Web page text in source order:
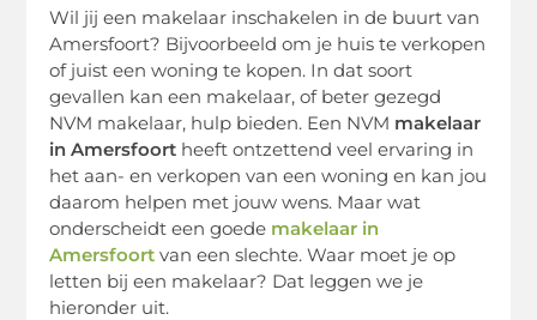
Wil jij een makelaar inschakelen in de buurt van
Amersfoort? Bijvoorbeeld om je huis te verkopen
of juist een woning te kopen. In dat soort
gevallen kan een makelaar, of beter gezegd
NVM makelaar, hulp bieden. Een NVM makelaar
in Amersfoort heeft ontzettend veel ervaring in
het aan- en verkopen van een woning en kan jou
daarom helpen met jouw wens. Maar wat
onderscheidt een goede makelaar in
Amersfoort van een slechte. Waar moet je op
letten bij een makelaar? Dat leggen we je
hieronder uit.